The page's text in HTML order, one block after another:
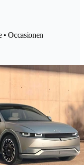
• Occasionen